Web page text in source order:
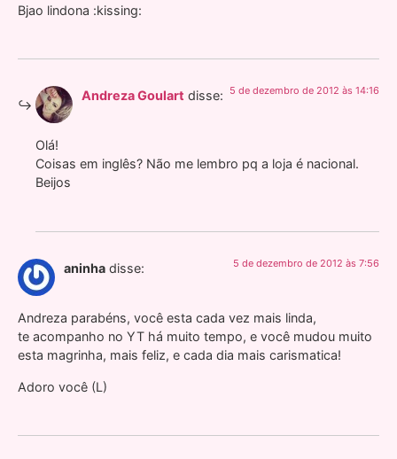
Bjao lindona :kissing:
Andreza Goulart disse: 5 de dezembro de 2012 às 14:16
Olá!
Coisas em inglês? Não me lembro pq a loja é nacional.
Beijos
aninha disse: 5 de dezembro de 2012 às 7:56
Andreza parabéns, você esta cada vez mais linda,
te acompanho no YT há muito tempo, e você mudou muito
esta magrinha, mais feliz, e cada dia mais carismatica!
Adoro você (L)